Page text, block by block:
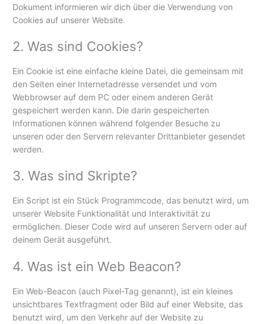
Dokument informieren wir dich über die Verwendung von
Cookies auf unserer Website.
2. Was sind Cookies?
Ein Cookie ist eine einfache kleine Datei, die gemeinsam mit
den Seiten einer Internetadresse versendet und vom
Webbrowser auf dem PC oder einem anderen Gerät
gespeichert werden kann. Die darin gespeicherten
Informationen können während folgender Besuche zu
unseren oder den Servern relevanter Drittanbieter gesendet
werden.
3. Was sind Skripte?
Ein Script ist ein Stück Programmcode, das benutzt wird, um
unserer Website Funktionalität und Interaktivität zu
ermöglichen. Dieser Code wird auf unseren Servern oder auf
deinem Gerät ausgeführt.
4. Was ist ein Web Beacon?
Ein Web-Beacon (auch Pixel-Tag genannt), ist ein kleines
unsichtbares Textfragment oder Bild auf einer Website, das
benutzt wird, um den Verkehr auf der Website zu